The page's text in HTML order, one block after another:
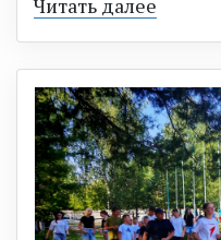
Читать далее